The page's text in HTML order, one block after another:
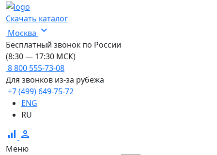
Скачать каталог
Москва expand_more
Бесплатный звонок по России
(8:30 — 17:30 МСК)
8 800 555-73-08
Для звонков из-за рубежа
+7 (499) 649-75-72
ENG
RU
signal_cellular_alt person
Меню